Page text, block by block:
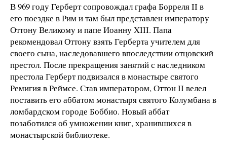
В 969 году Герберт сопровождал графа Борреля II в
его поездке в Рим и там был представлен императору
Оттону Великому и папе Иоанну XIII. Папа
рекомендовал Оттону взять Герберта учителем для
своего сына, наследовавшего впоследствии отцовский
престол. После прекращения занятий с наследником
престола Герберт подвизался в монастыре святого
Ремигия в Реймсе. Став императором, Оттон II велел
поставить его аббатом монастыря святого Колумбана в
ломбардском городе Боббио. Новый аббат
позаботился об умножении книг, хранившихся в
монастырской библиотеке.